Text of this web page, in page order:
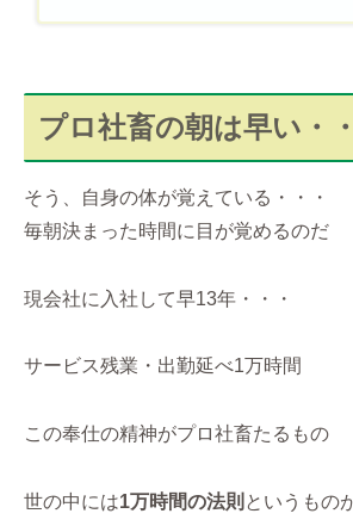
プロ社畜の朝は早い・
そう、自身の体が覚えている・・・
毎朝決まった時間に目が覚めるのだ
現会社に入社して早13年・・・
サービス残業・出勤延べ1万時間
この奉仕の精神がプロ社畜たるもの
世の中には1万時間の法則 というもの